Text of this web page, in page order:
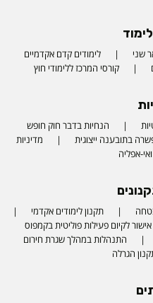
שני
לימודים קדם אקדמיים
קורסי המרכז ללימודי חוץ
הנחיות בדבר חוק חופש
בתובענה ייצוגית
מדיניות
אפליה
תקנון לימודים אקדמי
לקיום פעילות פוליטית בקמפוס
התנהלות במהלך שגרת חירום
הגרלה